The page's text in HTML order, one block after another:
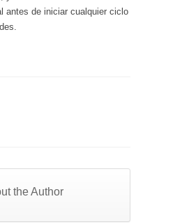
antes de iniciar cualquier ciclo
the Author